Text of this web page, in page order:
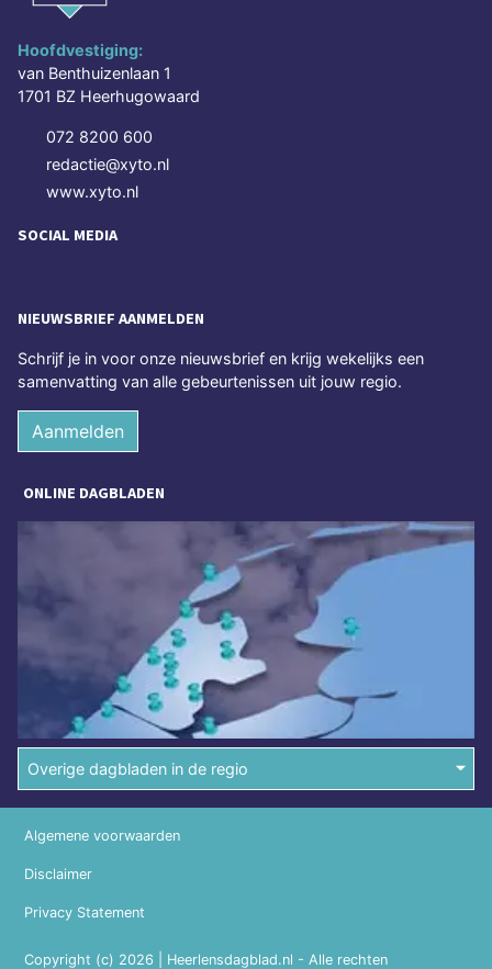
Hoofdvestiging:
van Benthuizenlaan 1
1701 BZ Heerhugowaard
072 8200 600
redactie@xyto.nl
www.xyto.nl
SOCIAL MEDIA
NIEUWSBRIEF AANMELDEN
Schrijf je in voor onze nieuwsbrief en krijg wekelijks een
samenvatting van alle gebeurtenissen uit jouw regio.
Aanmelden
ONLINE DAGBLADEN
Overige dagbladen in de regio
Copyright (c) 2026 | Heerlensdagblad.nl - Alle rechten
Algemene voorwaarden
Disclaimer
Privacy Statement